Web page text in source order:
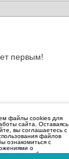
первым!
файлы cookies для
сайта. Оставаясь
вы соглашаетесь с
файлов
ознакомиться с
о
и об